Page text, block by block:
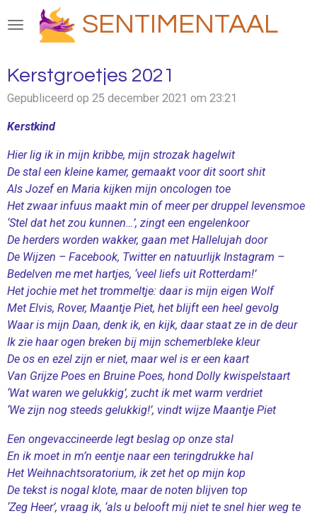
direct
de
hoofdinhoud
SENTIMENTAAL
Kerstgroetjes 2021
Gepubliceerd op 25 december 2021 om 23:21
Kerstkind
Hier lig ik in mijn kribbe, mijn strozak hagelwit
De stal een kleine kamer, gemaakt voor dit soort shit
Als Jozef en Maria kijken mijn oncologen toe
Het zwaar infuus maakt min of meer per druppel levensmoe
‘Stel dat het zou kunnen…’, zingt een engelenkoor
De herders worden wakker, gaan met Hallelujah door
De Wijzen – Facebook, Twitter en natuurlijk Instagram –
Bedelven me met hartjes, ‘veel liefs uit Rotterdam!’
Het jochie met het trommeltje: daar is mijn eigen Wolf
Met Elvis, Rover, Maantje Piet, het blijft een heel gevolg
Waar is mijn Daan, denk ik, en kijk, daar staat ze in de deur
Ik zie haar ogen breken bij mijn schemerbleke kleur
De os en ezel zijn er niet, maar wel is er een kaart
Van Grijze Poes en Bruine Poes, hond Dolly kwispelstaart
‘Wat waren we gelukkig’, zucht ik met warm verdriet
‘We zijn nog steeds gelukkig!’, vindt wijze Maantje Piet
Een ongevaccineerde legt beslag op onze stal
En ik moet in m’n eentje naar een teringdrukke hal
Het Weihnachtsoratorium, ik zet het op mijn kop
De tekst is nogal klote, maar de noten blijven top
‘Zeg Heer’, vraag ik, ‘als u belooft mij niet te snel hier weg te